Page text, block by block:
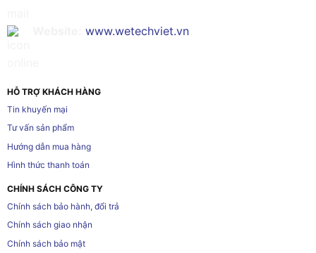
www.wetechviet.vn
HỖ TRỢ KHÁCH HÀNG
Tin khuyến mại
Tư vấn sản phẩm
Hướng dẫn mua hàng
Hình thức thanh toán
CHÍNH SÁCH CÔNG TY
Chính sách bảo hành, đổi trả
Chính sách giao nhận
Chính sách bảo mật